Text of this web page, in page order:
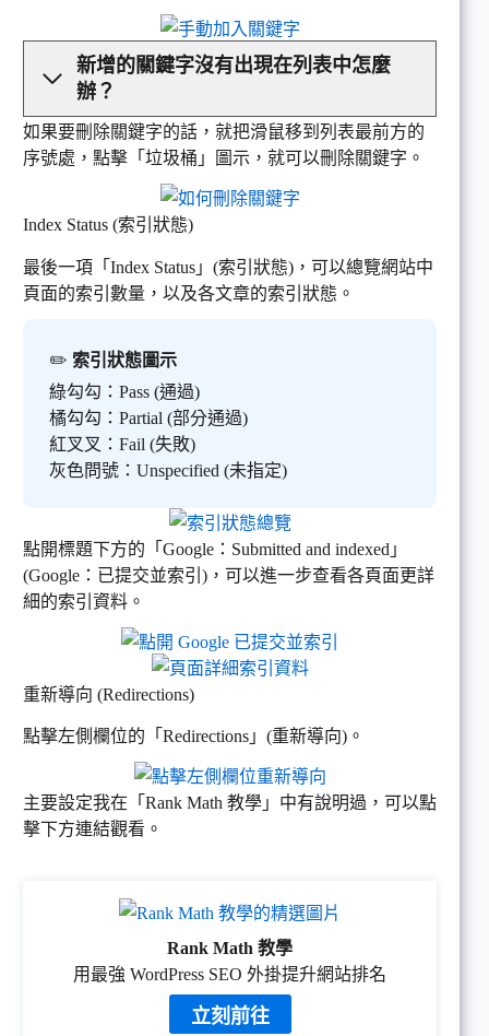
新增的關鍵字沒有出現在列表中怎麼
辦？
如果要刪除關鍵字的話，就把滑鼠移到列表最前方的
序號處，點擊「垃圾桶」圖示，就可以刪除關鍵字。
Index Status (索引狀態)
最後一項「Index Status」(索引狀態)，可以總覽網站中
頁面的索引數量，以及各文章的索引狀態。
✏️ 索引狀態圖示
綠勾勾：Pass (通過)
橘勾勾：Partial (部分通過)
紅叉叉：Fail (失敗)
灰色問號：Unspecified (未指定)
點開標題下方的「Google：Submitted and indexed」
(Google：已提交並索引)，可以進一步查看各頁面更詳
細的索引資料。
重新導向 (Redirections)
點擊左側欄位的「Redirections」(重新導向)。
主要設定我在「Rank Math 教學」中有說明過，可以點
擊下方連結觀看。
Rank Math 教學
用最強 WordPress SEO 外掛提升網站排名
立刻前往